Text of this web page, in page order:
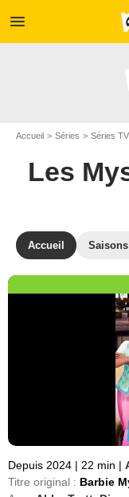
menu
Accueil Séries Séries
Les
Accueil
Depuis 2024 | 22 min |
Titre original : Barbie